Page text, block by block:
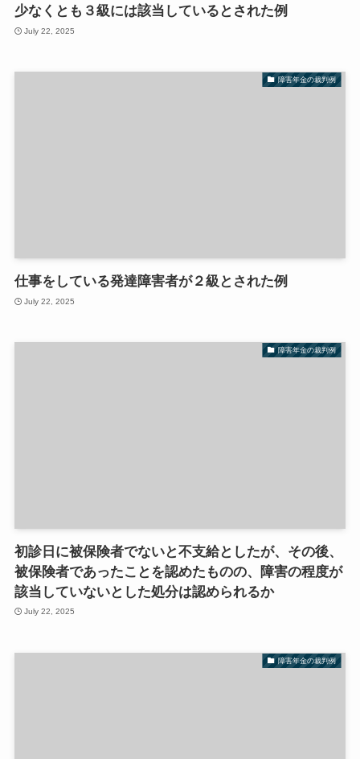
少なくとも３級には該当しているとされた例
July 22, 2025
障害年金の裁判例
仕事をしている発達障害者が２級とされた例
July 22, 2025
障害年金の裁判例
初診日に被保険者でないと不支給としたが、その後、
被保険者であったことを認めたものの、障害の程度が
該当していないとした処分は認められるか
July 22, 2025
障害年金の裁判例